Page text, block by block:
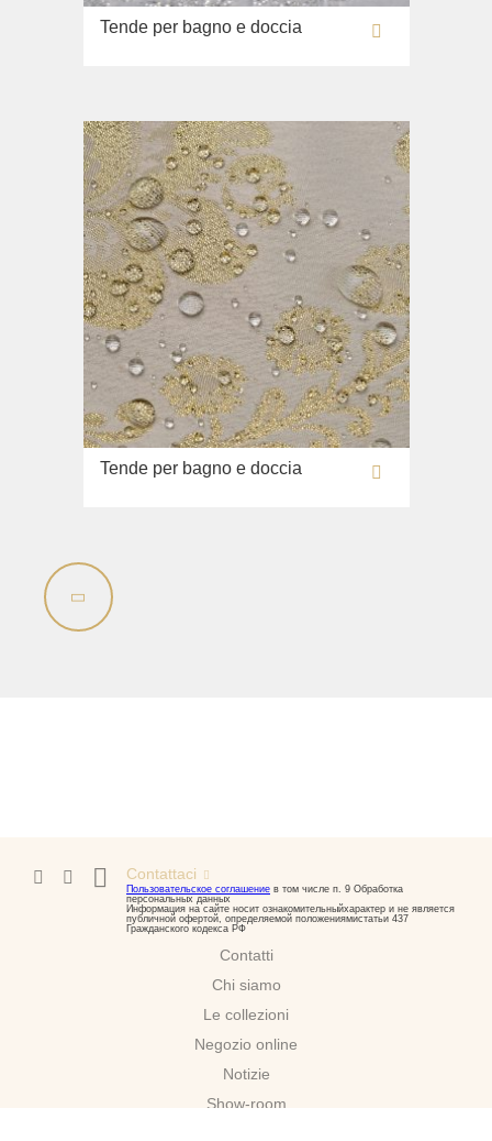
Tende per bagno e doccia
Tende per bagno e doccia
Contatti
Chi siamo
Le collezioni
Negozio online
Notizie
Show-room
Contattaci
Пользовательское соглашение в том числе п. 9 Обработка
персональных данных
Информация на сайте носит ознакомительныйхарактер и не является
публичной офертой, определяемой положениямистатьи 437
Гражданского кодекса РФ